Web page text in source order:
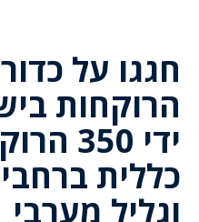
חגגו על
הרוקחות
ידי
כללית
וגליל מערבי